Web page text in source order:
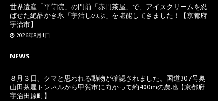
世界遺産「平等院」の門前「赤門茶屋」で、アイスクリームを忍
ばせた絶品かき氷「宇治しのぶ」を堪能してきました！【京都府
宇治市】
2026年8月1日
NEWS
８月３日、クマと思われる動物が確認されました。国道307号奥
山田茶屋トンネルから甲賀市に向かって約400mの農地【京都府
宇治田原町】